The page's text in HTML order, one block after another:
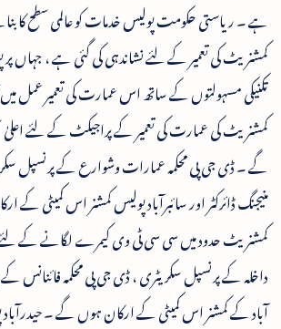
ہے ۔ ریاستی حکومت پولیس خدمات کو عالمی سطح کا
کمشنریٹ کی تعمیر کے لئے نشاندہی کی گئی ہے ، جہاں
تکنیکی مسہولتوں کے ساتھ اس عمارت کی تعمیر عمل
کمشنریٹ کی عمارت کی تعمیر کے پراجیکٹ کے لئے
گے ۔ ڈی جی پی محکمہ عمارات وشوارع کے پرنسپل
منیجنگ ڈائرکٹر اور سائبرآباد پولیس کمشنر اس کمیٹی
کمشنریٹ حدود میں سی سی ٹی وی کیمرے لگانے کے
داخلہ کے پرنسپل سکریٹری ، ڈی جی پی محکمہ فائنانس کے
آباد کے کمشنر اس کمیٹی کے ارکان ہوں گے ۔